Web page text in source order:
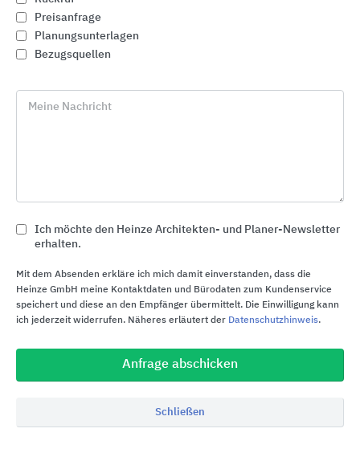
phone
euro_symbol
import_contacts
Planungsunterlagen
Preisanfrage
Planungsunterlagen
Bezugsquellen
Meine Nachricht
Ich möchte den Heinze Architekten- und Planer-Newsletter
erhalten.
Mit dem Absenden erkläre ich mich damit einverstanden, dass die
Heinze GmbH meine Kontaktdaten und Bürodaten zum Kundenservice
speichert und diese an den Empfänger übermittelt. Die Einwilligung kann
ich jederzeit widerrufen. Näheres erläutert der Datenschutzhinweis.
Anfrage abschicken
Schließen